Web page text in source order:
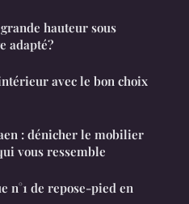
hauteur sous
adapté?
avec le bon choix
: dénicher le mobilier
vous ressemble
n°1 de repose-pied en